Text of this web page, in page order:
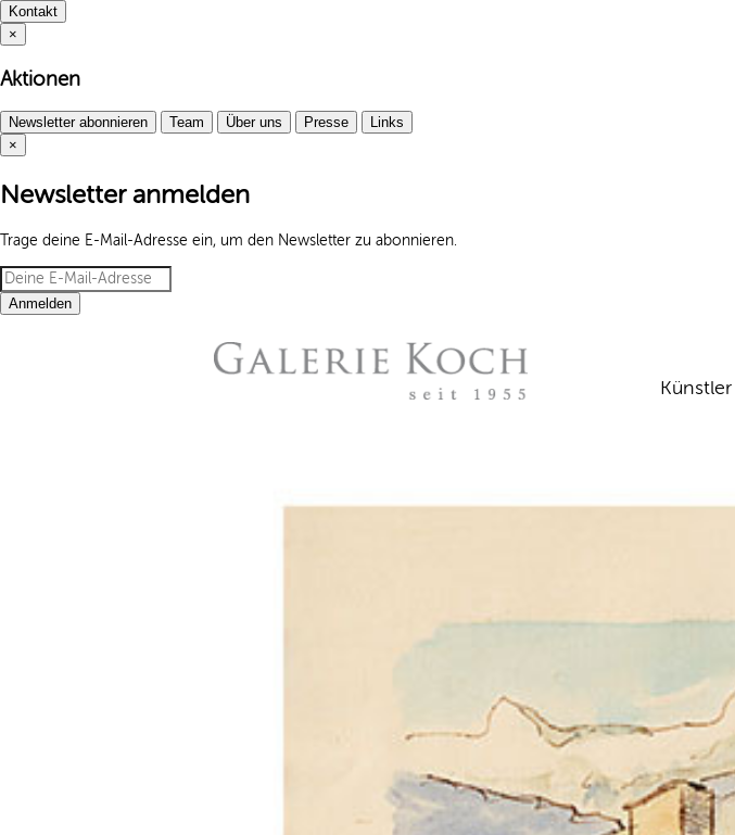
Kontakt
×
Aktionen
Newsletter abonnieren Team Über uns Presse
Links
×
Newsletter anmelden
Trage deine E-Mail-Adresse ein, um den Newsletter zu abonnieren.
Anmelden
Künstler